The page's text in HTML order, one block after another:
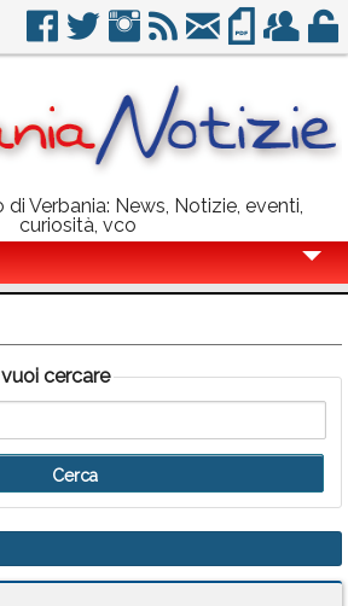
Verbania: News, Notizie, eventi,
curiosità, vco
cercare